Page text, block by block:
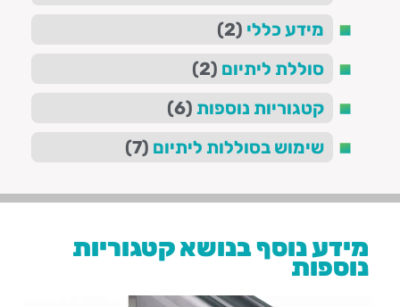
מידע כללי (2)
סוללת ליתיום (2)
קטגוריות נוספות (6)
שימוש בסוללות ליתיום (7)
מידע נוסף בנושאקטגוריות
נוספות